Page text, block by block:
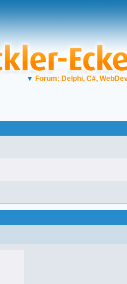
▼ Forum: Delphi, C#,